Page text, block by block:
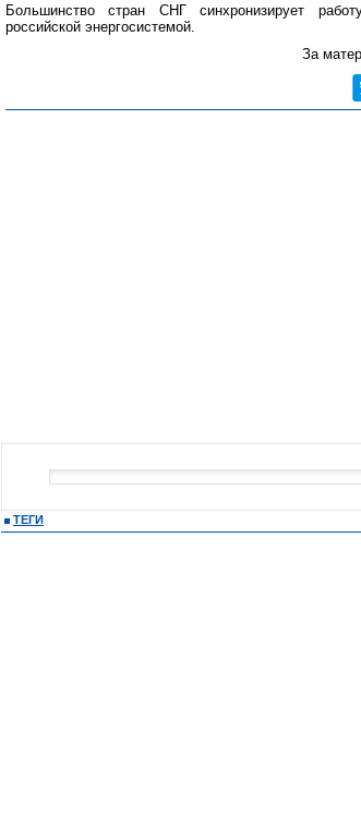
Большинство стран СНГ синхронизирует
российской энергосистемой.
За
ТЕГИ